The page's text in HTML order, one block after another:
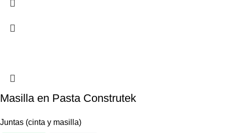
Masilla en Pasta Construtek
Juntas (cinta y masilla)